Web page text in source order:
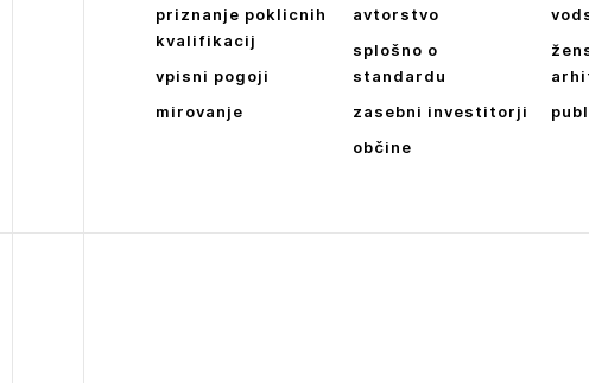
priznanje poklicnih
kvalifikacij
vpisni pogoji
mirovanje
avtorstvo
splošno o
standardu
zasebni investitorji
občine